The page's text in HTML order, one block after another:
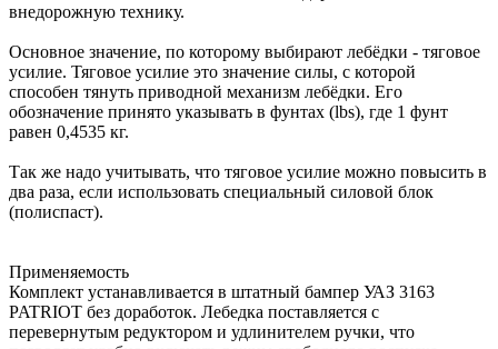
внедорожную технику.
Основное значение, по которому выбирают лебёдки - тяговое
усилие. Тяговое усилие это значение силы, с которой
способен тянуть приводной механизм лебёдки. Его
обозначение принято указывать в фунтах (lbs), где 1 фунт
равен 0,4535 кг.
Так же надо учитывать, что тяговое усилие можно повысить в
два раза, если использовать специальный силовой блок
(полиспаст).
Применяемость
Комплект устанавливается в штатный бампер УАЗ 3163
PATRIOT без доработок. Лебедка поставляется с
перевернутым редуктором и удлинителем ручки, что